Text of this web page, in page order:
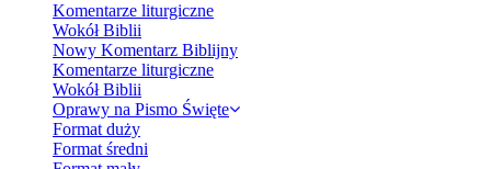
Komentarze liturgiczne
Wokół Biblii
Nowy Komentarz Biblijny
Komentarze liturgiczne
Wokół Biblii
Oprawy na Pismo Święte
Format duży
Format średni